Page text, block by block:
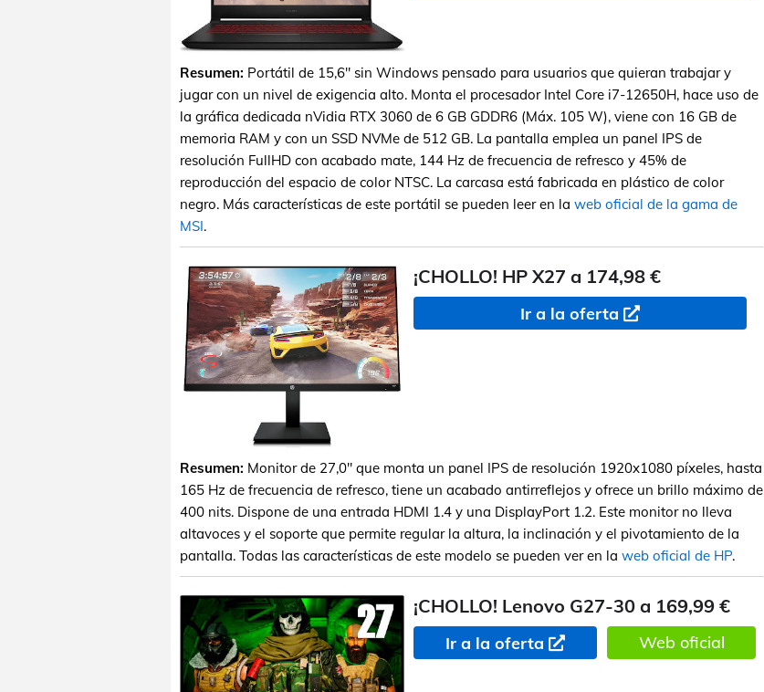
Resumen: Portátil de 15,6" sin Windows pensado para usuarios que quieran trabajar y
jugar con un nivel de exigencia alto. Monta el procesador Intel Core i7-12650H, hace uso de
la gráfica dedicada nVidia RTX 3060 de 6 GB GDDR6 (Máx. 105 W), viene con 16 GB de
memoria RAM y con un SSD NVMe de 512 GB. La pantalla emplea un panel IPS de
resolución FullHD con acabado mate, 144 Hz de frecuencia de refresco y 45% de
reproducción del espacio de color NTSC. La carcasa está fabricada en plástico de color
negro. Más características de este portátil se pueden leer en la web oficial de la gama de
MSI.
¡CHOLLO! HP X27 a 174,98 €
Ir a la oferta
Resumen: Monitor de 27,0" que monta un panel IPS de resolución 1920x1080 píxeles, hasta
165 Hz de frecuencia de refresco, tiene un acabado antirreflejos y ofrece un brillo máximo de
400 nits. Dispone de una entrada HDMI 1.4 y una DisplayPort 1.2. Este monitor no lleva
altavoces y el soporte que permite regular la altura, la inclinación y el pivotamiento de la
pantalla. Todas las características de este modelo se pueden ver en la web oficial de HP.
¡CHOLLO! Lenovo G27-30 a 169,99 €
Ir a la oferta Web oficial